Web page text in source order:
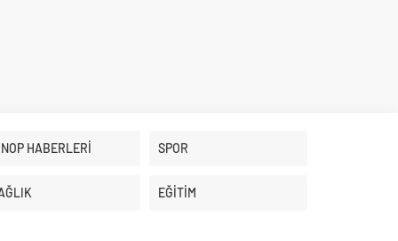
HABERLERİ SPOR
EĞİTİM